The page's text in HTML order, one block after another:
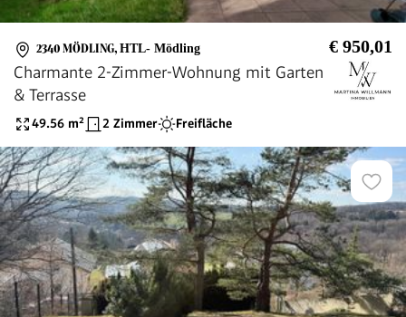
2340 MÖDLING, HTL- Mödling € 950,01
Charmante 2-Zimmer-Wohnung mit Garten
& Terrasse
49.56 m² 2 Zimmer Freifläche